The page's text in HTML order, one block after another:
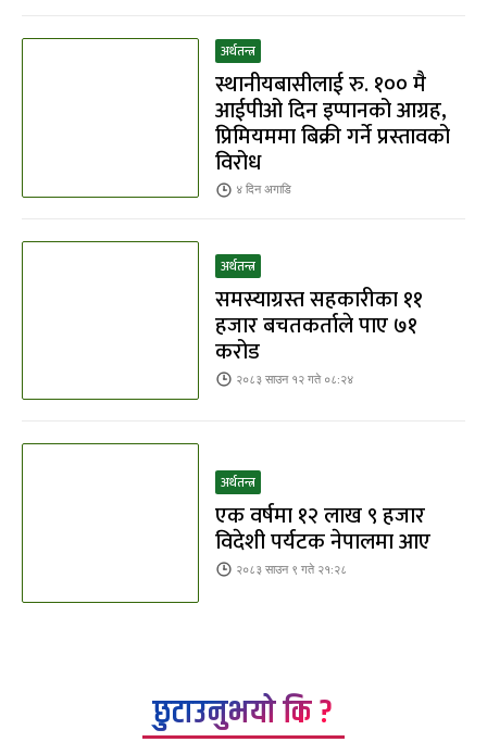
अर्थतन्त्र
स्थानीयबासीलाई रु. १०० मै
आईपीओ दिन इप्पानको आग्रह,
प्रिमियममा बिक्री गर्ने प्रस्तावको
विरोध
४ दिनअगाडि
अर्थतन्त्र
समस्याग्रस्त सहकारीका ११
हजार बचतकर्ताले पाए ७१
करोड
२०८३ साउन १२ गते ०८:२४
अर्थतन्त्र
एक वर्षमा १२ लाख ९ हजार
विदेशी पर्यटक नेपालमा आए
२०८३ साउन ९ गते २१:२८
छुटाउनुभयो कि ?